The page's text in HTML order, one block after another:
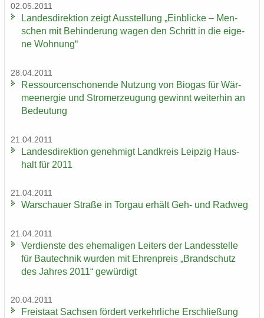
02.05.2011
Lan­des­di­rek­ti­on zeigt Aus­stel­lung „Ein­bli­cke – Men­
schen mit Be­hin­de­rung wagen den Schritt in die ei­ge­
ne Woh­nung“
28.04.2011
Res­sour­cen­scho­nen­de Nut­zung von Bio­gas für Wär­
me­en­er­gie und Strom­erzeu­gung ge­winnt wei­ter­hin an
Be­deu­tung
21.04.2011
Lan­des­di­rek­ti­on ge­neh­migt Land­kreis Leip­zig Haus­
halt für 2011
21.04.2011
War­schau­er Stra­ße in Tor­gau er­hält Geh- und Rad­weg
21.04.2011
Ver­diens­te des ehe­ma­li­gen Lei­ters der Lan­des­stel­le
für Bau­tech­nik wur­den mit Eh­ren­preis „Brand­schutz
des Jah­res 2011“ ge­wür­digt
20.04.2011
Frei­staat Sach­sen för­dert ver­kehr­li­che Er­schlie­ßung